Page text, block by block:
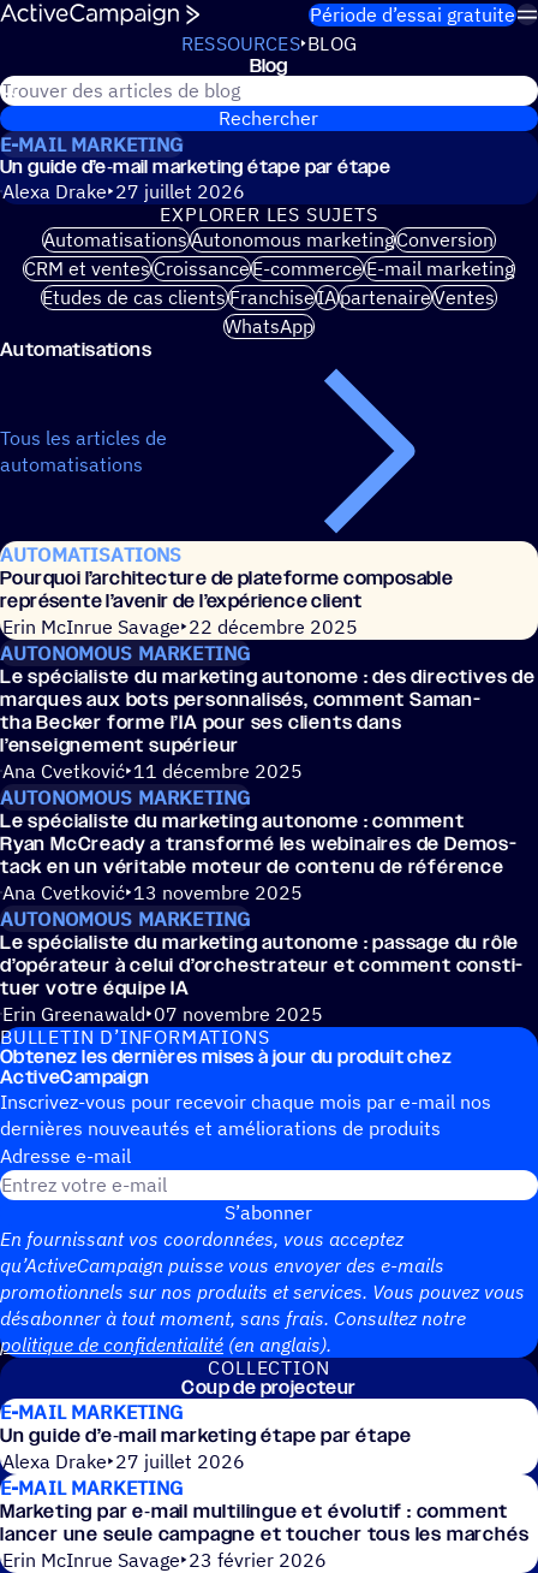
Passer au contenu
Période d’essai gratuite
RESSOURCES BLOG
Blog
Blog
Rechercher dans le blog ActiveCampaign
Rechercher
E-MAIL MARKETING
Un guide d’e‑mail marke­ting étape par étape
Alexa Drake 27 juillet 2026
EXPLO­RER LES SUJETS
AutomatisationsAutonomous marketingConversion
CRM et ventesCroissanceE-commerceE-mail marketing
Etudes de cas clientsFranchiseIApartenaireVentes
WhatsApp
Auto­ma­ti­sa­tions
Tous les articles de
automatisations
AUTOMATISATIONS
Pour­quoi l’architecture de plate­forme compo­sable
repré­sente l’avenir de l’expérience client
Erin McInrue Savage 22 décembre 2025
AUTONOMOUS MARKETING
Le spécia­liste du marke­ting auto­nome : des direc­tives de
marques aux bots person­na­li­sés, comment Saman­
tha Becker forme l’IA pour ses clients dans
l’enseignement supérieur
Ana Cvetković 11 décembre 2025
AUTONOMOUS MARKETING
Le spécia­liste du marke­ting auto­nome : comment
Ryan McCready a trans­formé les webi­naires de Demos­
tack en un véri­table moteur de contenu de référence
Ana Cvetković 13 novembre 2025
AUTONOMOUS MARKETING
Le spécia­liste du marke­ting auto­nome : passage du rôle
d’opérateur à celui d’orchestrateur et comment consti­
tuer votre équipe IA
Erin Greenawald 07 novembre 2025
BULLE­TIN D’INFORMATIONS
Obtenez les dernières mises à jour du produit chez
ActiveCampaign
Inscrivez-vous pour recevoir chaque mois par e-mail nos
dernières nouveautés et améliorations de produits
Adresse e-mail
S’abonner
En fournissant vos coordonnées, vous acceptez
qu’ActiveCampaign puisse vous envoyer des e-mails
promotionnels sur nos produits et services. Vous pouvez vous
désabonner à tout moment, sans frais. Consultez notre
politique de confidentialité (en anglais).
COLLEC­TION
Coup de projecteur
E-MAIL MARKETING
Un guide d’e‑mail marke­ting étape par étape
Alexa Drake 27 juillet 2026
E-MAIL MARKETING
Marke­ting par e‑mail multi­lingue et évolu­tif : comment
lancer une seule campagne et toucher tous les marchés
Erin McInrue Savage 23 février 2026